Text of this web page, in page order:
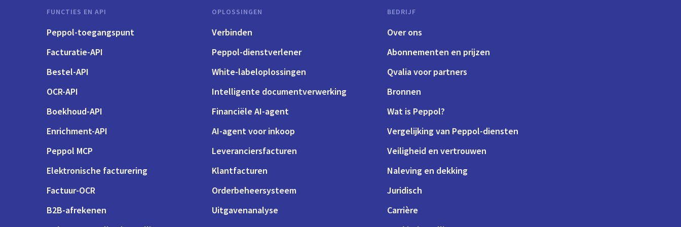
FUNCTIES EN API
Peppol-toegangspunt
Facturatie-API
Bestel-API
OCR-API
Boekhoud-API
Enrichment-API
Peppol MCP
Elektronische facturering
Factuur-OCR
B2B-afrekenen
OPLOSSINGEN
Verbinden
Peppol-dienstverlener
White-labeloplossingen
Intelligente documentverwerking
Financiële AI-agent
AI-agent voor inkoop
Leveranciersfacturen
Klantfacturen
Orderbeheersysteem
Uitgavenanalyse
BEDRIJF
Over ons
Abonnementen en prijzen
Qvalia voor partners
Bronnen
Wat is Peppol?
Vergelijking van Peppol-diensten
Veiligheid en vertrouwen
Naleving en dekking
Juridisch
Carrière